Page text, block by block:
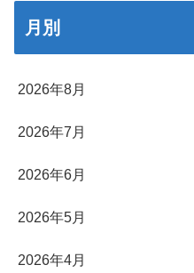
月別
2026年8月
2026年7月
2026年6月
2026年5月
2026年4月